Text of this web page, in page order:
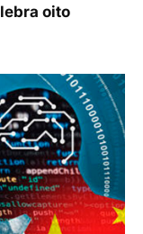
oito